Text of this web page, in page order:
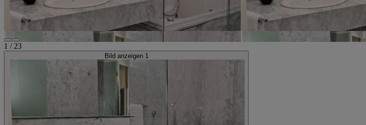
1 / 23
Bild anzeigen 1